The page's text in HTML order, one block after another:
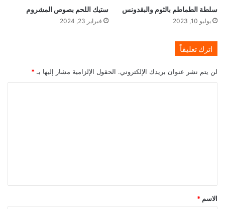
سلطة الطماطم بالثوم والبقدونس
يوليو 10, 2023
ستيك اللحم بصوص المشروم
فبراير 23, 2024
اترك تعليقاً
لن يتم نشر عنوان بريدك الإلكتروني. الحقول الإلزامية مشار إليها بـ *
*
الاسم *